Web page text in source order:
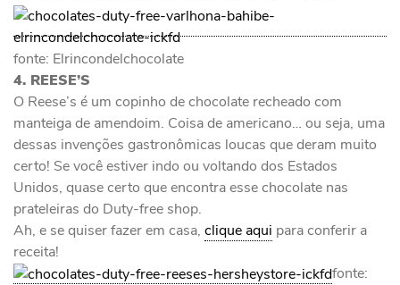
fonte: Elrincondelchocolate
4. REESE’S
O Reese’s é um copinho de chocolate recheado com
manteiga de amendoim. Coisa de americano… ou seja, uma
dessas invenções gastronômicas loucas que deram muito
certo! Se você estiver indo ou voltando dos Estados
Unidos, quase certo que encontra esse chocolate nas
prateleiras do Duty-free shop.
Ah, e se quiser fazer em casa, clique aqui para conferir a
receita!
fonte: